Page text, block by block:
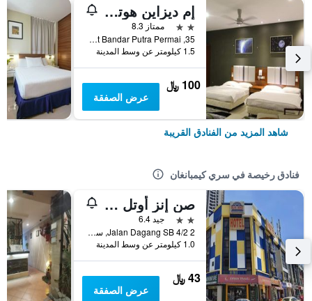
إم ديزاين هوتل سيري كيمبانجان
2 نجمتين
ممتاز 8.3
35, Jalan Bpp 5/1, Pusat Bandar Putra Permai, سري كيمبانغان, ماليزيا
1.5 كيلومتر عن وسط المدينة
100 ﷼
عرض الصفقة
شاهد المزيد من الفنادق القريبة
فنادق رخيصة في سري كيمبانغان
صن إنز أوتل ديمند 2 سيري كمبانجان
2 نجمتين
جيد 6.4
2 Jalan Dagang SB 4/2, سري كيمبانغان, ماليزيا
1.0 كيلومتر عن وسط المدينة
43 ﷼
عرض الصفقة